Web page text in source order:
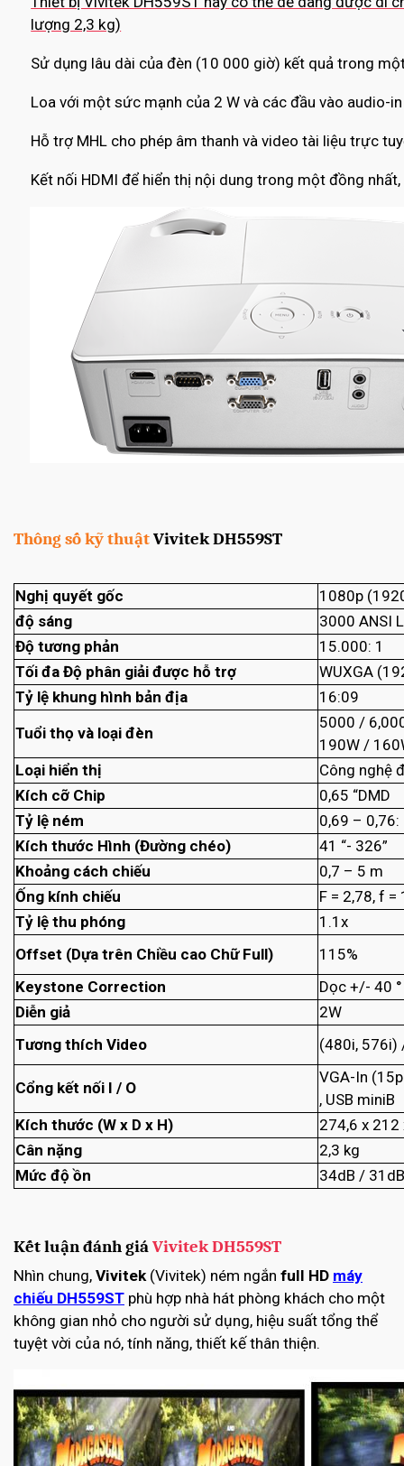
lượng 2,3 kg)
Sử dụng lâu dài của đèn (10 000 giờ) kết quả trong
Loa với một sức mạnh của 2 W và các đầu vào audio-
Hỗ trợ MHL cho phép âm thanh và video tài liệu trực
Kết nối HDMI để hiển thị nội dung trong một đồng
Thông số kỹ thuậtVivitek DH559ST
Nghị quyết gốc
1080p
độ sáng
3000 ANSI
Độ tương phản
15.000: 1
Tối đa Độ phân giải được hỗ trợ
WUXGA
Tỷ lệ khung hình bản địa
16:09
Tuổi thọ và loại đèn
5000 /
190W /
Loại hiển thị
Công nghệ
Kích cỡ Chip
0,65 “DMD
Tỷ lệ ném
0,69 – 0,76:
Kích thước Hình (Đường chéo)
41 “- 326”
Khoảng cách chiếu
0,7 – 5 m
Ống kính chiếu
F = 2,78, f
Tỷ lệ thu phóng
1.1x
Offset (Dựa trên Chiều cao Chữ Full)
115%
Keystone Correction
Dọc +/- 40 °
Diễn giả
2W
Tương thích Video
(480i, 576i)
Cổng kết nối I / O
VGA-In
, USB miniB
Kích thước (W x D x H)
274,6 x
Cân nặng
2,3 kg
Mức độ ồn
34dB /
Kết luận đánh giáVivitek DH559ST
Nhìn chung, Vivitek(Vivitek) ném ngắn full HD máy
chiếu DH559ST phù hợp nhà hát phòng khách cho một
không gian nhỏ cho người sử dụng, hiệu suất tổng thể
tuyệt vời của nó, tính năng, thiết kế thân thiện.